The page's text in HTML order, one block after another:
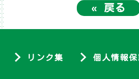
« 戻る
リンク集 個人情報